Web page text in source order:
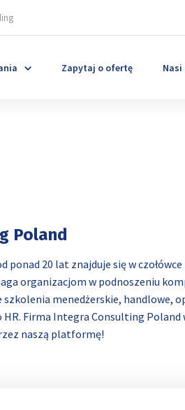
Zapytaj o ofertę Nasi
Poland
20 lat znajduje się w
organizacjom w podnoszeniu
szkolenia menedżerskie, handlowe,
Firma Integra Consulting
naszą platformę!